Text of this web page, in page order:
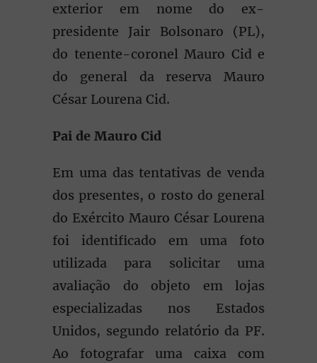
exterior em nome do ex-
presidente Jair Bolsonaro (PL),
do tenente-coronel Mauro Cid e
do general da reserva Mauro
César Lourena Cid.
Pai de Mauro Cid
Em uma das tentativas de venda
dos presentes, o rosto do general
do Exército Mauro César Lourena
foi identificado em uma foto
utilizada para solicitar uma
avaliação do objeto em lojas
especializadas nos Estados
Unidos, segundo relatório da PF.
Ao fotografar uma caixa com